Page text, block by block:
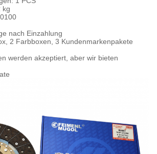
kg
nach Einzahlung
2 Farbboxen, 3 Kundenmarkenpakete
werden akzeptiert, aber wir bieten